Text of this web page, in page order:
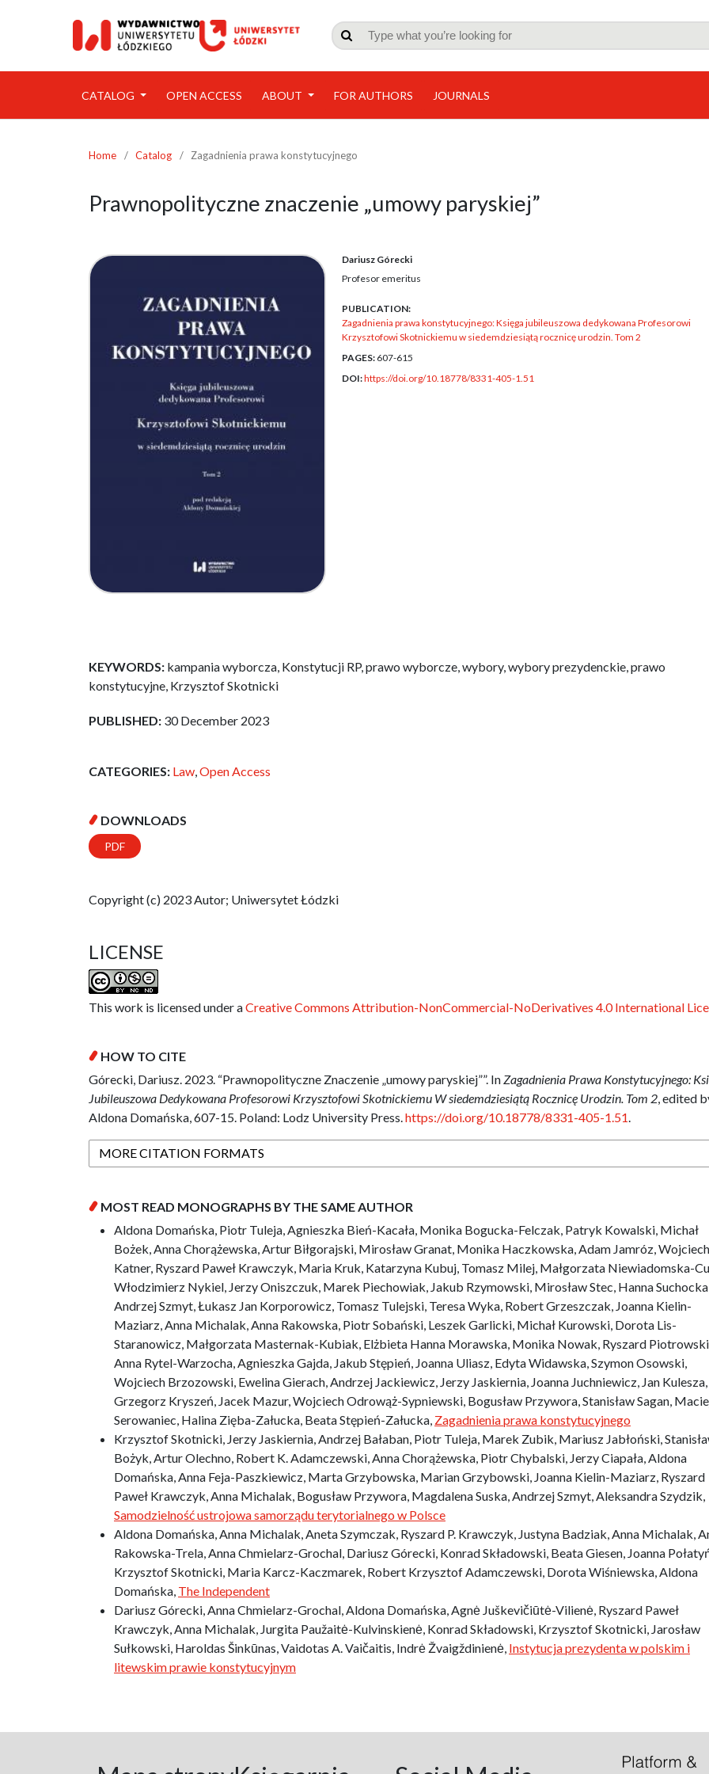

CATALOG OPEN ACCESS ABOUT FOR AUTHORS JOURNALS
Home / Catalog / Zagadnienia prawa konstytucyjnego
Prawnopolityczne znaczenie „umowy paryskiej”
Dariusz Górecki
Profesor emeritus
PUBLICATION:
Zagadnienia prawa konstytucyjnego: Księga jubileuszowa dedykowana Profesorowi
Krzysztofowi Skotnickiemu w siedemdziesiątą rocznicę urodzin. Tom 2
PAGES: 607-615
DOI:https://doi.org/10.18778/8331-405-1.51
KEYWORDS: kampania wyborcza, Konstytucji RP, prawo wyborcze, wybory, wybory prezydenckie, prawo
konstytucyjne, Krzysztof Skotnicki
PUBLISHED: 30 December 2023
CATEGORIES: Law Open Access
DOWNLOADS
PDF
Copyright (c) 2023 Autor; Uniwersytet Łódzki
LICENSE
This work is licensed under aCreative Commons Attribution-NonCommercial-NoDerivatives 4.0 International
HOW TO CITE
Górecki, Dariusz. 2023. “Prawnopolityczne Znaczenie „umowy paryskiej””. In Zagadnienia Prawa Konstytucyjnego:
Jubileuszowa Dedykowana Profesorowi Krzysztofowi Skotnickiemu W siedemdziesiątą Rocznicę Urodzin. Tom 2 , edited
Aldona Domańska, 607-15. Poland: Lodz University Press. https://doi.org/10.18778/8331-405-1.51
MORE CITATION FORMATS
MOST READ MONOGRAPHS BY THE SAME AUTHOR
Aldona Domańska, Piotr Tuleja, Agnieszka Bień-Kacała, Monika Bogucka-Felczak, Patryk Kowalski, Michał
Bożek, Anna Chorążewska, Artur Biłgorajski, Mirosław Granat, Monika Haczkowska, Adam Jamróz, Wojciech
Katner, Ryszard Paweł Krawczyk, Maria Kruk, Katarzyna Kubuj, Tomasz Milej, Małgorzata Niewiadomska-
Włodzimierz Nykiel, Jerzy Oniszczuk, Marek Piechowiak, Jakub Rzymowski, Mirosław Stec, Hanna Suchocka,
Andrzej Szmyt, Łukasz Jan Korporowicz, Tomasz Tulejski, Teresa Wyka, Robert Grzeszczak, Joanna Kielin-
Maziarz, Anna Michalak, Anna Rakowska, Piotr Sobański, Leszek Garlicki, Michał Kurowski, Dorota Lis-
Staranowicz, Małgorzata Masternak-Kubiak, Elżbieta Hanna Morawska, Monika Nowak, Ryszard Piotrowski,
Anna Rytel-Warzocha, Agnieszka Gajda, Jakub Stępień, Joanna Uliasz, Edyta Widawska, Szymon Osowski,
Wojciech Brzozowski, Ewelina Gierach, Andrzej Jackiewicz, Jerzy Jaskiernia, Joanna Juchniewicz, Jan Kulesza,
Grzegorz Kryszeń, Jacek Mazur, Wojciech Odrowąż-Sypniewski, Bogusław Przywora, Stanisław Sagan,
Serowaniec, Halina Zięba-Załucka, Beata Stępień-Załucka, Zagadnienia prawa konstytucyjnego
Krzysztof Skotnicki, Jerzy Jaskiernia, Andrzej Bałaban, Piotr Tuleja, Marek Zubik, Mariusz Jabłoński,
Bożyk, Artur Olechno, Robert K. Adamczewski, Anna Chorążewska, Piotr Chybalski, Jerzy Ciapała, Aldona
Domańska, Anna Feja-Paszkiewicz, Marta Grzybowska, Marian Grzybowski, Joanna Kielin-Maziarz, Ryszard
Paweł Krawczyk, Anna Michalak, Bogusław Przywora, Magdalena Suska, Andrzej Szmyt, Aleksandra Szydzik,
Samodzielność ustrojowa samorządu terytorialnego w Polsce
Aldona Domańska, Anna Michalak, Aneta Szymczak, Ryszard P. Krawczyk, Justyna Badziak, Anna Michalak,
Rakowska-Trela, Anna Chmielarz-Grochal, Dariusz Górecki, Konrad Składowski, Beata Giesen, Joanna
Krzysztof Skotnicki, Maria Karcz-Kaczmarek, Robert Krzysztof Adamczewski, Dorota Wiśniewska, Aldona
Domańska, The Independent
Dariusz Górecki, Anna Chmielarz-Grochal, Aldona Domańska, Agnė Juškevičiūtė-Vilienė, Ryszard Paweł
Krawczyk, Anna Michalak, Jurgita Paužaitė-Kulvinskienė, Konrad Składowski, Krzysztof Skotnicki, Jarosław
Sułkowski, Haroldas Šinkūnas, Vaidotas A. Vaičaitis, Indrė Žvaigždinienė, Instytucja prezydenta w polskim i
litewskim prawie konstytucyjnym